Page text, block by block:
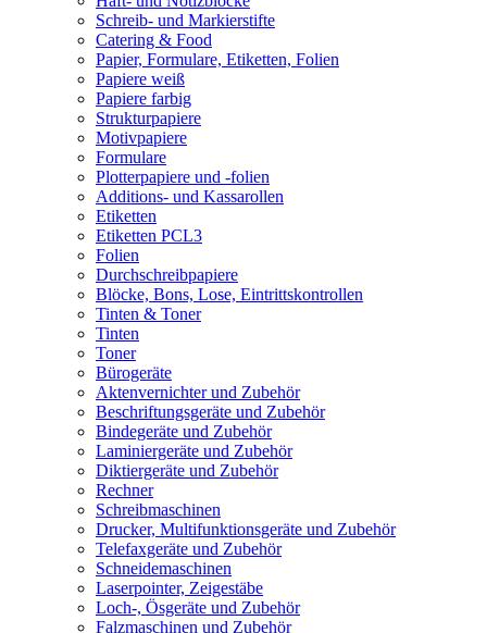
Schreib- und Markierstifte
Catering & Food
Papier, Formulare, Etiketten, Folien
Papiere weiß
Papiere farbig
Strukturpapiere
Motivpapiere
Formulare
Plotterpapiere und -folien
Additions- und Kassarollen
Etiketten
Etiketten PCL3
Folien
Durchschreibpapiere
Blöcke, Bons, Lose, Eintrittskontrollen
Tinten & Toner
Tinten
Toner
Bürogeräte
Aktenvernichter und Zubehör
Beschriftungsgeräte und Zubehör
Bindegeräte und Zubehör
Laminiergeräte und Zubehör
Diktiergeräte und Zubehör
Rechner
Schreibmaschinen
Drucker, Multifunktionsgeräte und Zubehör
Telefaxgeräte und Zubehör
Schneidemaschinen
Laserpointer, Zeigestäbe
Loch-, Ösgeräte und Zubehör
Falzmaschinen und Zubehör